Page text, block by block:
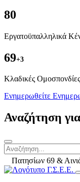
80
Εργατοϋπαλληλικά
69+3
Kλαδικές Ομοσπονδίες
Ενημερωθείτε
Αναζήτηση
Πατησίων 69 &